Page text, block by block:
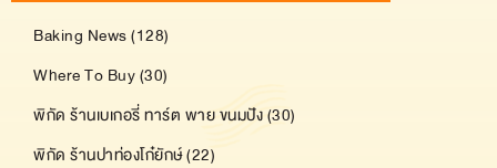
Baking News (128)
Where To Buy (30)
พิกัด ร้านเบเกอรี่ ทาร์ต พาย ขนมปัง (30)
พิกัด ร้านปาท่องโก๋ยักษ์ (22)